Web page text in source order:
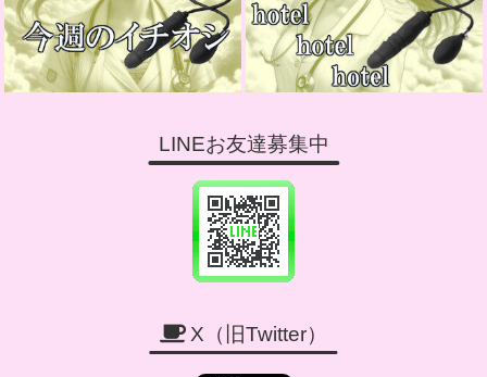
LINEお友達募集中
X（旧Twitter）